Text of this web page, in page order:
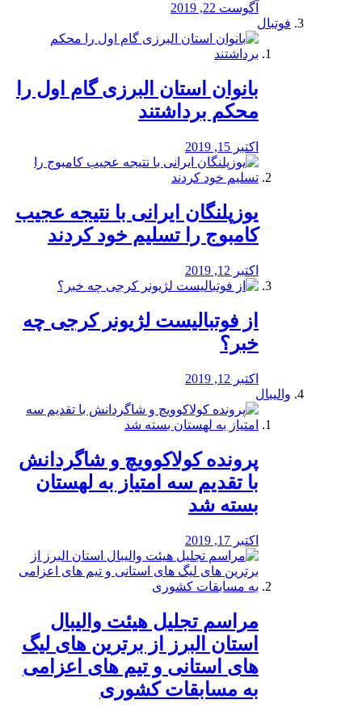
آگوست 22, 2019
فوتبال
بانوان استان البرزی گام اول را
محكم برداشتند
اکتبر 15, 2019
یوزپلنگان ایرانی با نتیجه عجیب
کامبوج را تسلیم خود کردند
اکتبر 12, 2019
از فوتبالیست لژیونر کرجی چه
خبر؟
اکتبر 12, 2019
والیبال
پرونده کولاکوویچ و شاگردانش
با تقدیم سه امتیاز به لهستان
بسته شد
اکتبر 17, 2019
مراسم تجلیل هیئت والیبال
استان البرز از برترین های لیگ
های استانی و تیم های اعزامی
به مسابقات کشوری